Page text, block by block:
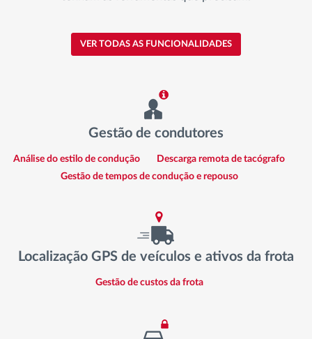
VER TODAS AS FUNCIONALIDADES
Gestão de condutores
Análise do estilo de condução
Descarga remota de tacógrafo
Gestão de tempos de condução e repouso
Localização GPS de veículos e ativos da frota
Gestão de custos da frota